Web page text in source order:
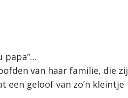
papa”…
van haar familie, die zij
een geloof van zo’n kleintje